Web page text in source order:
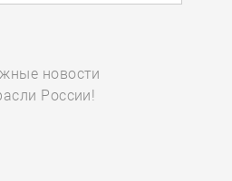
новости
России!